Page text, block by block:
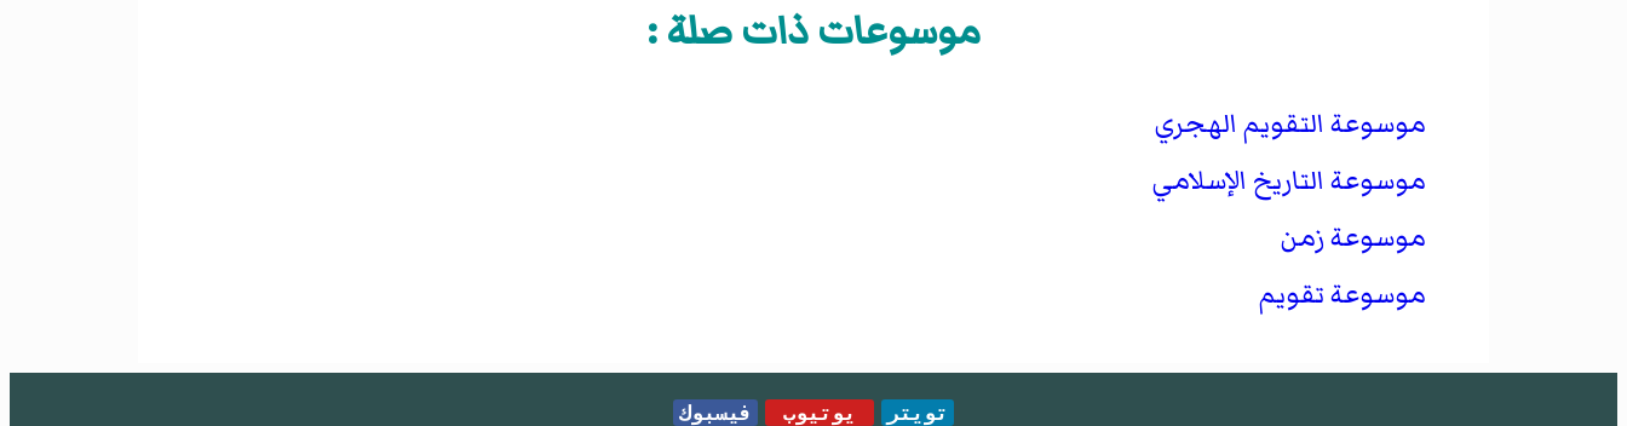
موسوعات ذات صلة :
موسوعة التقويم الهجري
موسوعة التاريخ الإسلامي
موسوعة زمن
موسوعة تقويم
تويتر يوتيوب
فيسبوك